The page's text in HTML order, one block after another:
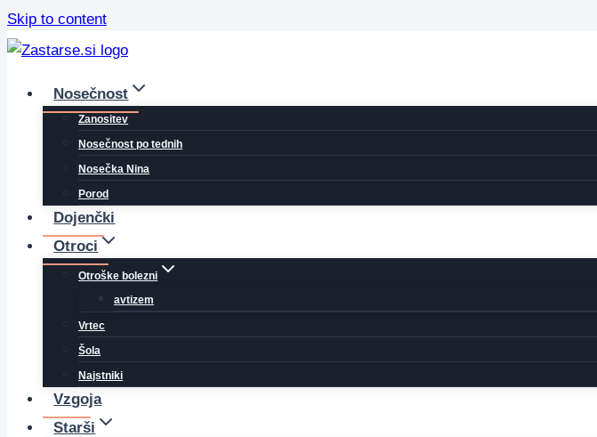
Skip to content
Nosečnost
Zanositev
Nosečnost po tednih
Nosečka Nina
Porod
Dojenčki
Otroci
Otroške bolezni
avtizem
Vrtec
Šola
Najstniki
Vzgoja
Starši